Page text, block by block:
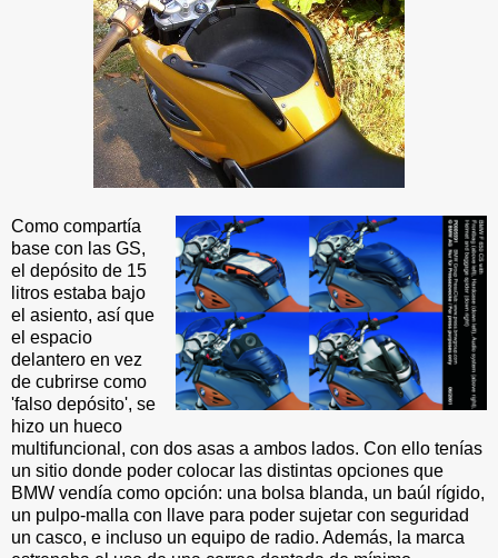
Como compartía
base con las GS,
el depósito de 15
litros estaba bajo
el asiento, así que
el espacio
delantero en vez
de cubrirse como
'falso depósito', se
hizo un hueco
multifuncional, con dos asas a ambos lados. Con ello tenías
un sitio donde poder colocar las distintas opciones que
BMW vendía como opción: una bolsa blanda, un baúl rígido,
un pulpo-malla con llave para poder sujetar con seguridad
un casco, e incluso un equipo de radio. Además, la marca